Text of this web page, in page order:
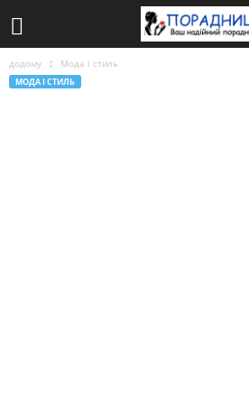
додому Мода і стиль
МОДА І СТИЛЬ